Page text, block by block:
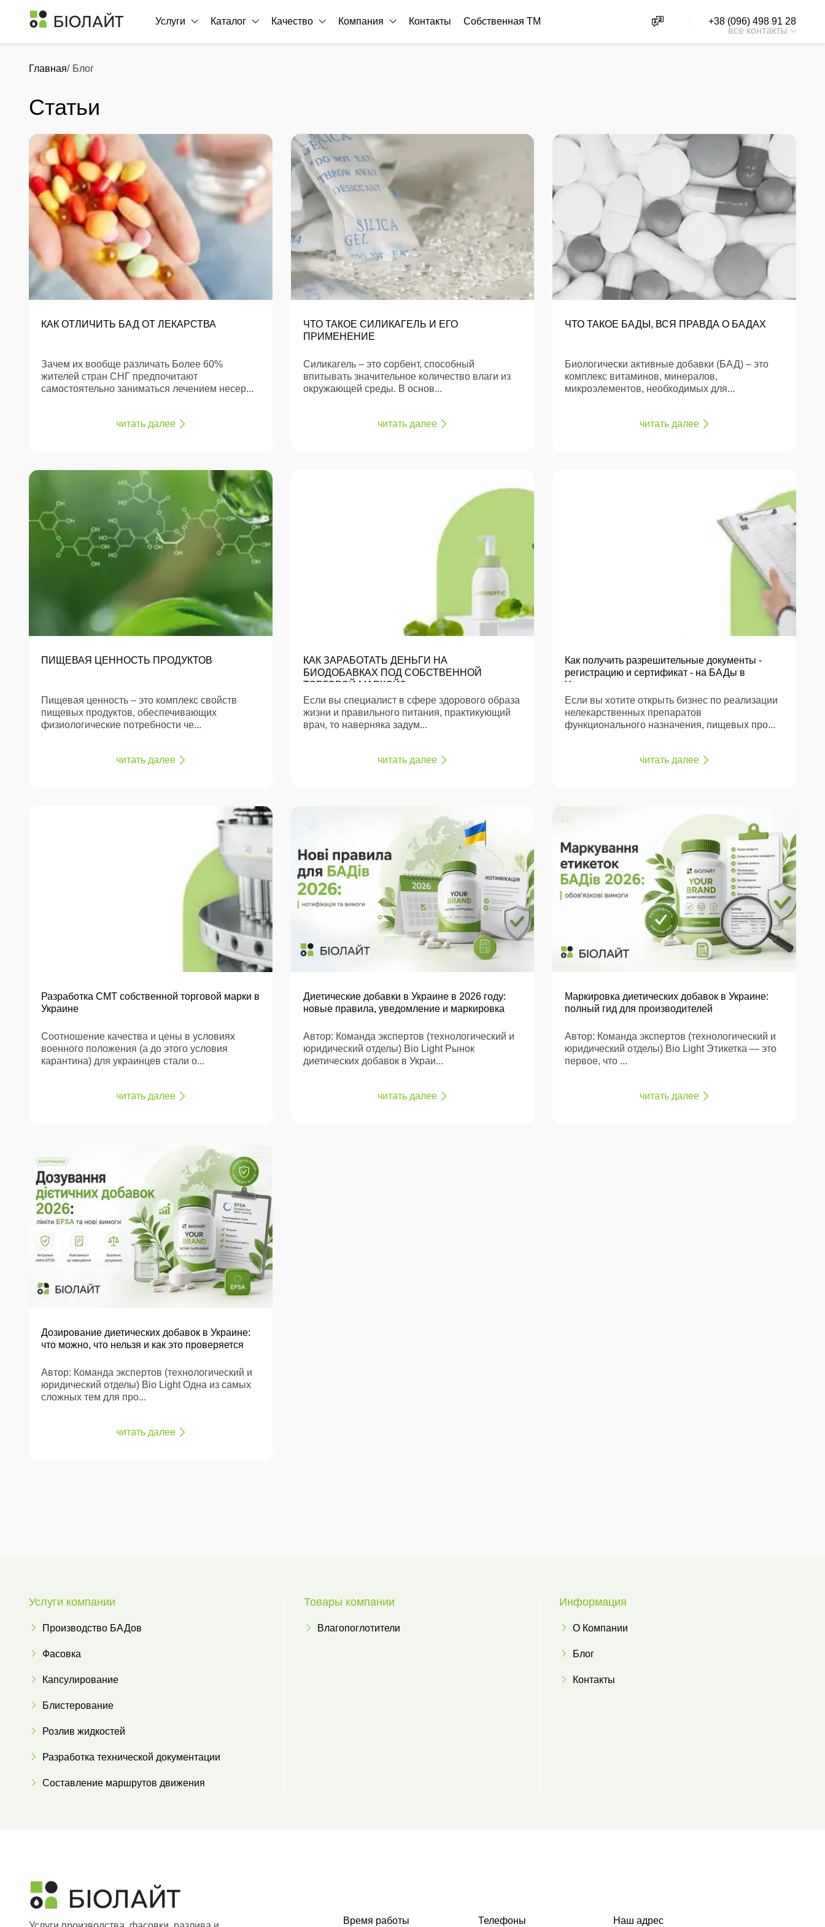
Услуги Каталог Качество Компания Контакты Собственная ТМ
+38 (096) 498 91 28
все контакты
Главная/ Блог
Статьи
КАК ОТЛИЧИТЬ БАД ОТ ЛЕКАРСТВА
Зачем их вообще различать Более 60%
жителей стран СНГ предпочитают
самостоятельно заниматься лечением несер...
читать далее
ЧТО ТАКОЕ СИЛИКАГЕЛЬ И ЕГО
ПРИМЕНЕНИЕ
Силикагель – это сорбент, способный
впитывать значительное количество влаги из
окружающей среды. В основ...
читать далее
ЧТО ТАКОЕ БАДЫ, ВСЯ ПРАВДА О БАДАХ
Биологически активные добавки (БАД) – это
комплекс витаминов, минералов,
микроэлементов, необходимых для...
читать далее
ПИЩЕВАЯ ЦЕННОСТЬ ПРОДУКТОВ
Пищевая ценность – это комплекс свойств
пищевых продуктов, обеспечивающих
физиологические потребности че...
читать далее
КАК ЗАРАБОТАТЬ ДЕНЬГИ НА
БИОДОБАВКАХ ПОД СОБСТВЕННОЙ
ТОРГОВОЙ МАРКОЙ?
Если вы специалист в сфере здорового образа
жизни и правильного питания, практикующий
врач, то наверняка задум...
читать далее
Как получить разрешительные документы -
регистрацию и сертификат - на БАДы в
Украине
Если вы хотите открыть бизнес по реализации
нелекарственных препаратов
функционального назначения, пищевых про...
читать далее
Разработка СМТ собственной торговой марки в
Украине
Соотношение качества и цены в условиях
военного положения (а до этого условия
карантина) для украинцев стали о...
читать далее
Диетические добавки в Украине в 2026 году:
новые правила, уведомление и маркировка
Автор: Команда экспертов (технологический и
юридический отделы) Bio Light Рынок
диетических добавок в Украи...
читать далее
Маркировка диетических добавок в Украине:
полный гид для производителей
Автор: Команда экспертов (технологический и
юридический отделы) Bio Light Этикетка — это
первое, что ...
читать далее
Дозирование диетических добавок в Украине:
что можно, что нельзя и как это проверяется
Автор: Команда экспертов (технологический и
юридический отделы) Bio Light Одна из самых
сложных тем для про...
читать далее
Услуги компании
Производство БАДов
Фасовка
Капсулирование
Блистерование
Розлив жидкостей
Разработка технической документации
Составление маршрутов движения
Товары компании
Влагопоглотители
Информация
О Компании
Блог
Контакты
Время работы Телефоны Наш адрес